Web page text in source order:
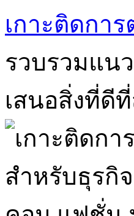
เกาะติดกา
รวบรวมแน
เสนอสิ่งที่ดี